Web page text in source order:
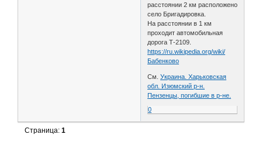
расстоянии 2 км расположено
село Бригадировка.
На расстоянии в 1 км
проходит автомобильная
дорога Т-2109.
https://ru.wikipedia.org/wiki/
Бабенково
См.Украина. Харьковская
обл. Изюмский р-н.
Пензенцы, погибшие в р-не.
0
Страница:1